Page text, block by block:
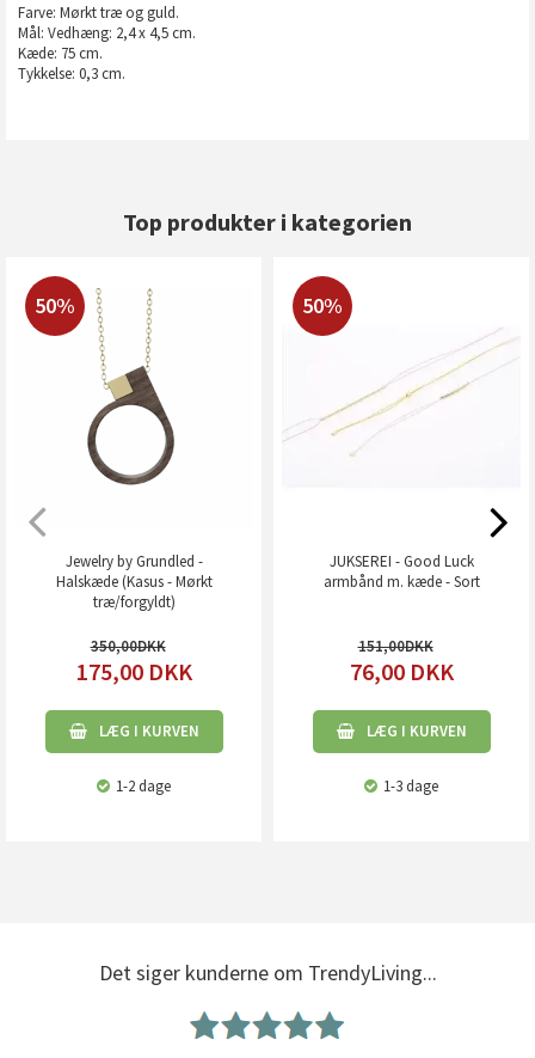
Farve: Mørkt træ og guld.
Mål: Vedhæng: 2,4 x 4,5 cm.
Kæde: 75 cm.
Tykkelse: 0,3 cm.
Top produkter i kategorien
50%
Jewelry by Grundled -
Halskæde (Kasus - Mørkt
træ/forgyldt)
350,00
175,00 DKK
LÆG I KURVEN
1-2 dage
50%
JUKSEREI - Good Luck
armbånd m. kæde - Sort
151,00
76,00 DKK
LÆG I KURVEN
1-3 dage
Det siger kunderne om TrendyLiving...